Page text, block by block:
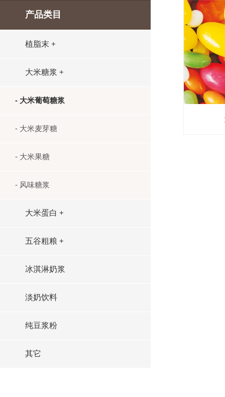
产品类目
植脂末 +
大米糖浆 +
- 大米葡萄糖浆
- 大米麦芽糖
- 大米果糖
- 风味糖浆
大米蛋白 +
五谷粗粮 +
冰淇淋奶浆
淡奶饮料
纯豆浆粉
其它